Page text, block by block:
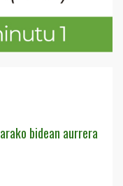
bidean aurrera